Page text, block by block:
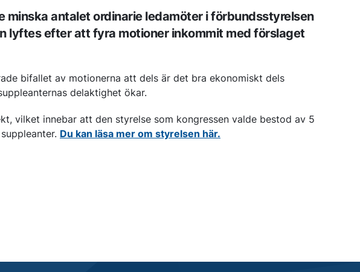
minska antalet ordinarie ledamöter i förbundsstyrelsen
lyftes efter att fyra motioner inkommit med förslaget
bifallet av motionerna att dels är det bra ekonomiskt dels
delaktighet ökar.
vilket innebar att den styrelse som kongressen valde bestod av 5
Du kan läsa mer om styrelsen här.